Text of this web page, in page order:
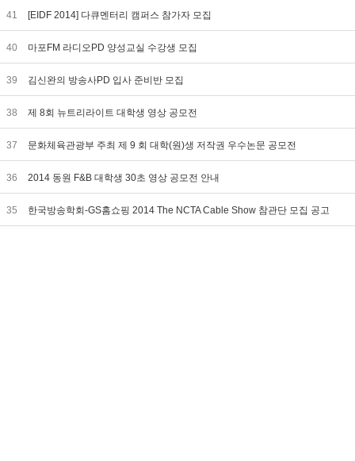
41 [EIDF 2014] 다큐멘터리 캠퍼스 참가자 모집
40 마포FM 라디오PD 양성교실 수강생 모집
39 김신완의 방송사PD 입사 준비반 모집
38 제 8회 뉴트리라이트 대학생 영상 공모전
37 문화체육관광부 주최 제 9 회 대학(원)생 저작권 우수논문 공모전
36 2014 동원 F&B 대학생 30초 영상 공모전 안내
35 한국방송학회-GS홈쇼핑 2014 The NCTA Cable Show 참관단 모집 공고